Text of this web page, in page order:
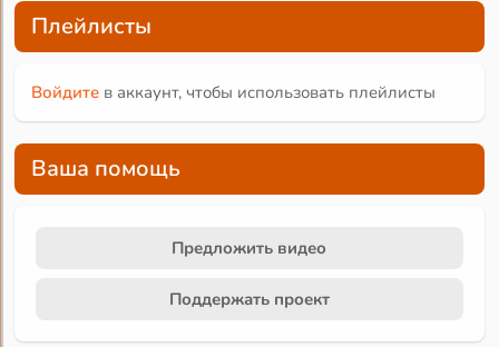
Плейлисты
Войдите в аккаунт, чтобы использовать плейлисты
Ваша помощь
Предложить видео
Поддержать проект